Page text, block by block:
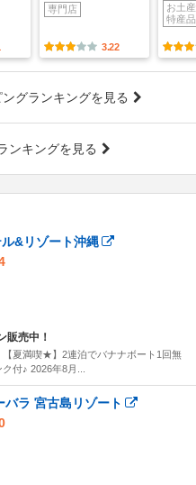
専門店
3.22
お土
特産品
グランキングを見る
ンキングを見る
&リゾート沖縄
販売中！
夏満喫★】2連泊でバナナボート1回無
付♪ 2026年8月...
ラ 宮古島リゾート